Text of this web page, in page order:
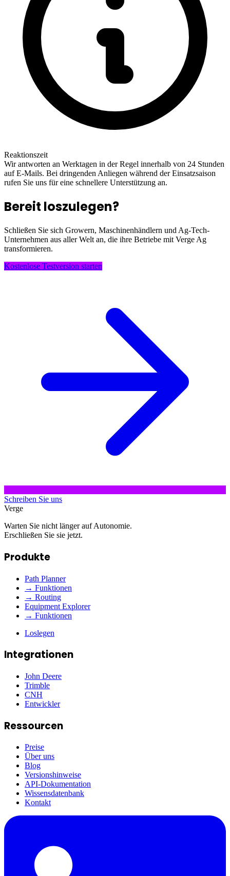
Reaktionszeit
Wir antworten an Werktagen in der Regel innerhalb von 24 Stunden
auf E-Mails. Bei dringenden Anliegen während der Einsatzsaison
rufen Sie uns für eine schnellere Unterstützung an.
Bereit loszulegen?
Schließen Sie sich Growern, Maschinenhändlern und Ag-Tech-
Unternehmen aus aller Welt an, die ihre Betriebe mit Verge Ag
transformieren.
Kostenlose Testversion starten
Schreiben Sie uns
Verge
Warten Sie nicht länger auf Autonomie.
Erschließen Sie sie jetzt.
Produkte
Path Planner
→ Funktionen
→ Routing
Equipment Explorer
→ Funktionen
Loslegen
Integrationen
John Deere
Trimble
CNH
Entwickler
Ressourcen
Preise
Über uns
Blog
Versionshinweise
API-Dokumentation
Wissensdatenbank
Kontakt